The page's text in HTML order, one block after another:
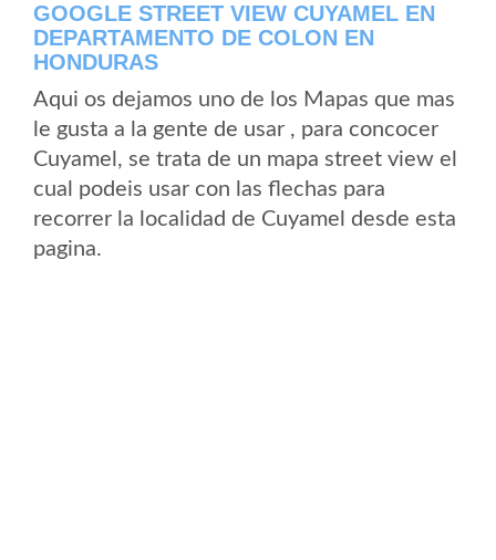
GOOGLE STREET VIEW CUYAMEL EN
DEPARTAMENTO DE COLON EN
HONDURAS
Aqui os dejamos uno de los Mapas que mas
le gusta a la gente de usar , para concocer
Cuyamel, se trata de un mapa street view el
cual podeis usar con las flechas para
recorrer la localidad de Cuyamel desde esta
pagina.